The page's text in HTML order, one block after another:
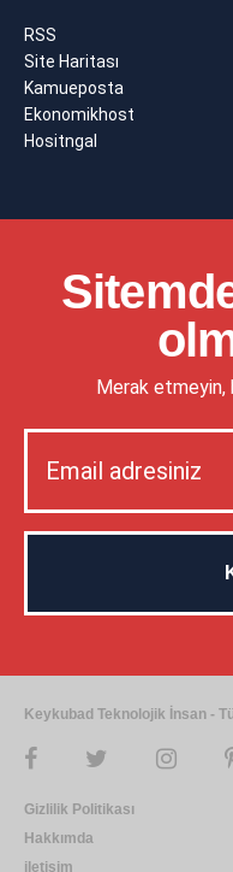
RSS
Site Haritası
Kamueposta
Ekonomikhost
Hositngal
Merak etmeyin,
Keykubad Teknolojik İnsan -
Gizlilik Politikası
Hakkımda
iletişim